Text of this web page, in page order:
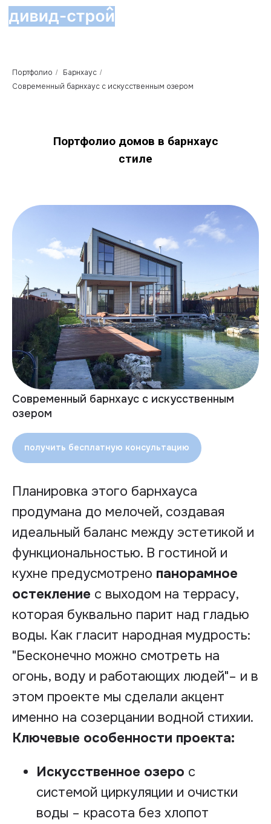
Портфолио / Барнхаус /
Современный барнхаус с искусственным озером
Портфолио домов в барнхаус
стиле
Современный барнхаус с искусственным
озером
получить бесплатную консультацию
Планировка этого барнхауса
продумана до мелочей, создавая
идеальный баланс между эстетикой и
функциональностью. В гостиной и
кухне предусмотрено панорамное
остекление с выходом на террасу,
которая буквально парит над гладью
воды. Как гласит народная мудрость:
"Бесконечно можно смотреть на
огонь, воду и работающих людей"– и в
этом проекте мы сделали акцент
именно на созерцании водной стихии.
Ключевые особенности проекта:
Искусственное озеро с
системой циркуляции и очистки
воды – красота без хлопот